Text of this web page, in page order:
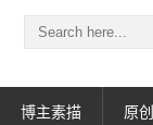
博主素描 原